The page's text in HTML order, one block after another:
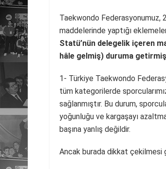
Taekwondo Federasyonumuz,
maddelerinde yaptığı
Statü’nün delegelik içeren
hâle gelmiş) duruma
1- Türkiye Taekwondo
tüm kategorilerde
sağlanmıştır. Bu durum,
yoğunluğu ve kargaşayı
başına yanlış değildir.
Ancak burada dikkat çekilmesi